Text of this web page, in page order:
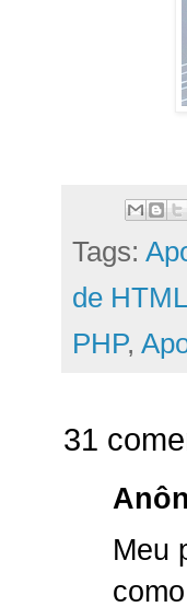
Tags:
de HTML
PHP,
31
Meu